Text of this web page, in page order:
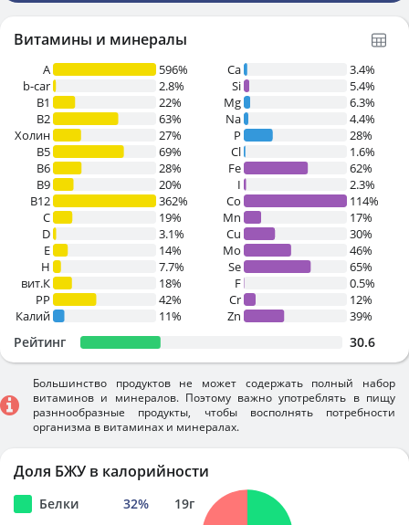
Витамины и минералы
A
596%
b-car
2.8%
В1
22%
B2
63%
Холин
27%
B5
69%
B6
28%
B9
20%
B12
362%
C
19%
D
3.1%
E
14%
H
7.7%
вит.К
18%
PP
42%
Калий
11%
Ca
3.4%
Si
5.4%
Mg
6.3%
Na
4.4%
P
28%
Cl
1.6%
Fe
62%
I
2.3%
Co
114%
Mn
17%
Cu
30%
Mo
46%
Se
65%
F
0.5%
Cr
12%
Zn
39%
Рейтинг 30.6
Большинство продуктов не может содержать полный набор
витаминов и минералов. Поэтому важно употреблять в пищу
разннообразные продукты, чтобы восполнять потребности
организма в витаминах и минералах.
Доля БЖУ в калорийности
Белки 32% 19г